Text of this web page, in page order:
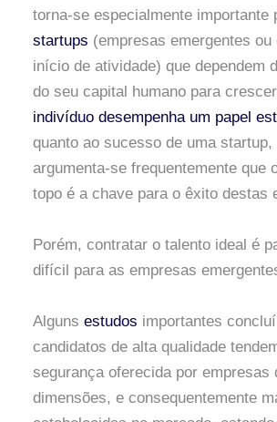
torna-se especialmente importante
startups (empresas emergentes ou
início de atividade) que dependem
do seu capital humano para
indivíduo desempenha um papel
quanto ao sucesso de uma
argumenta-se frequentemente que
topo é a chave para o êxito destas
Porém, contratar o talento ideal é
difícil para as empresas
Alguns estudos importantes
candidatos de alta qualidade
segurança oferecida por empresas
dimensões, e consequentemente